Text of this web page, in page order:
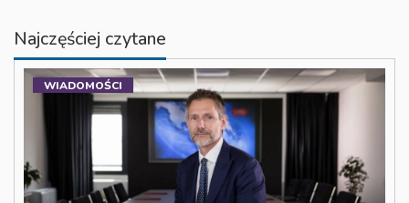
Najczęściej czytane
WIADOMOŚCI